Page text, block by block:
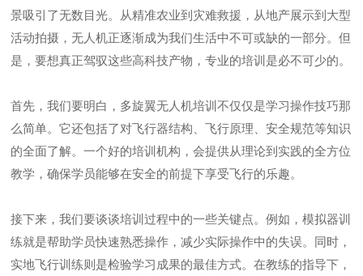
景吸引了无数目光。从精准农业到灾难救援，从地产展示到大型
活动拍摄，无人机正逐渐成为我们生活中不可或缺的一部分。但
是，要想真正驾驭这些高科技产物，专业的培训是必不可少的。
首先，我们要明白，多旋翼无人机培训不仅仅是学习操作技巧那
么简单。它还包括了对飞行器结构、飞行原理、安全规范等知识
的全面了解。一个好的培训机构，会提供从理论到实践的全方位
教学，确保学员能够在安全的前提下享受飞行的乐趣。
接下来，我们要谈谈培训过程中的一些关键点。例如，模拟器训
练就是帮助学员快速熟悉操作，减少实际操作中的失误。同时，
实地飞行训练则是检验学习成果的最佳方式。在教练的指导下，